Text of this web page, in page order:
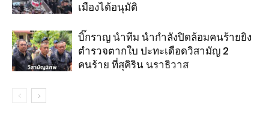
เมืองได้อนุมัติ
บิ๊กราญ นำทีม นำกำลังปิดล้อมคนร้ายยิง
ตำรวจตากใบ ปะทะเดือดวิสามัญ 2
คนร้าย ที่สุคิริน นราธิวาส